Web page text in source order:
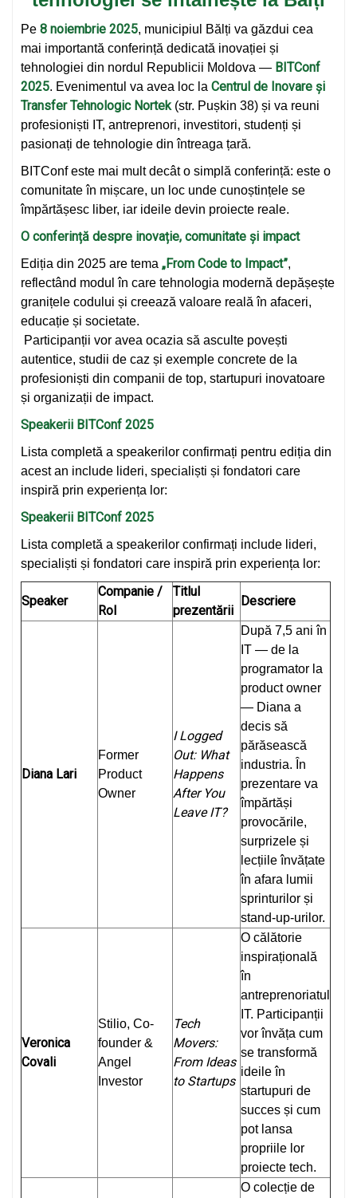
Pe 8 noiembrie 2025, municipiul Bălți va găzdui cea
mai importantă conferință dedicată inovației și
tehnologiei din nordul Republicii Moldova — BITConf
2025. Evenimentul va avea loc la Centrul de Inovare și
Transfer Tehnologic Nortek (str. Pușkin 38) și va reuni
profesioniști IT, antreprenori, investitori, studenți și
pasionați de tehnologie din întreaga țară.
BITConf este mai mult decât o simplă conferință: este o
comunitate în mișcare, un loc unde cunoștințele se
împărtășesc liber, iar ideile devin proiecte reale.
O conferință despre inovație, comunitate și impact
Ediția din 2025 are tema „From Code to Impact”,
reflectând modul în care tehnologia modernă depășește
granițele codului și creează valoare reală în afaceri,
educație și societate.
Participanții vor avea ocazia să asculte povești
autentice, studii de caz și exemple concrete de la
profesioniști din companii de top, startupuri inovatoare
și organizații de impact.
Speakerii BITConf 2025
Lista completă a speakerilor confirmați pentru ediția din
acest an include lideri, specialiști și fondatori care
inspiră prin experiența lor:
Speakerii BITConf 2025
Lista completă a speakerilor confirmați include lideri,
specialiști și fondatori care inspiră prin experiența lor:
Speaker
Companie /
Rol
Titlul
prezentării
Descriere
Diana Lari
Former
Product
Owner
I Logged
Out: What
Happens
After You
Leave IT?
După 7,5 ani în
IT — de la
programator la
product owner
— Diana a
decis să
părăsească
industria. În
prezentare va
împărtăși
provocările,
surprizele și
lecțiile învățate
în afara lumii
sprinturilor și
stand-up-urilor.
Veronica
Covali
Stilio, Co-
founder &
Angel
Investor
Tech
Movers:
From Ideas
to Startups
O călătorie
inspirațională
în
antreprenoriatul
IT. Participanții
vor învăța cum
se transformă
ideile în
startupuri de
succes și cum
pot lansa
propriile lor
proiecte tech.
O colecție de